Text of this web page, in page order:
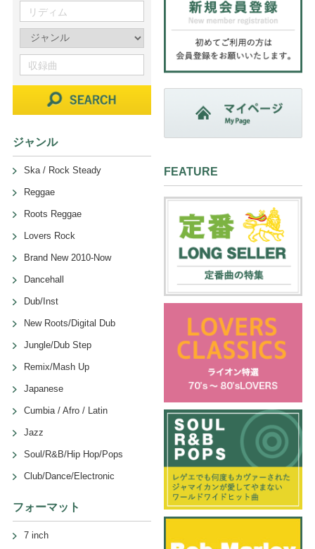
ジャンル
Ska / Rock Steady
Reggae
Roots Reggae
Lovers Rock
Brand New 2010-Now
Dancehall
Dub/Inst
New Roots/Digital Dub
Jungle/Dub Step
Remix/Mash Up
Japanese
Cumbia / Afro / Latin
Jazz
Soul/R&B/Hip Hop/Pops
Club/Dance/Electronic
フォーマット
7 inch
FEATURE